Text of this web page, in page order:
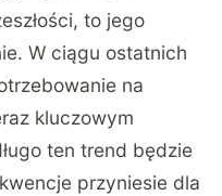
to jego
W ciągu ostatnich
na
kluczowym
ten trend będzie
przyniesie dla